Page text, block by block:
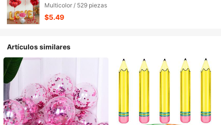
peluche, globo de látex en forma de corazón y globo de
lámina, decoración romántica para el Día de San Valentín,
boda, compromiso, aniversario, Año Nuevo y fiesta de
Multicolor / 529 piezas
$5.49
Artículos similares